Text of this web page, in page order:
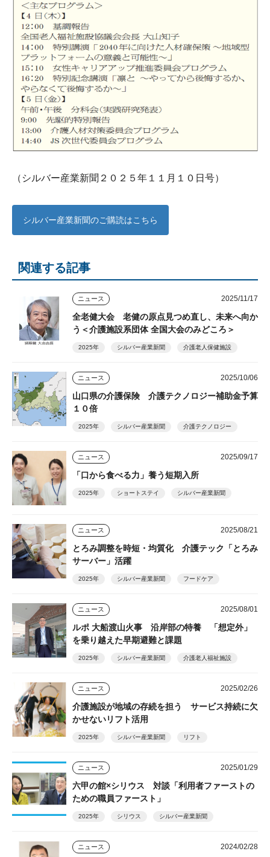
（シルバー産業新聞２０２５年１１月１０日号）
シルバー産業新聞のご購読はこちら
関連する記事
ニュース 2025/11/17
全老健大会 老健の原点見つめ直し、未来へ向か
う＜介護施設系団体 全国大会のみどころ＞
2025年 シルバー産業新聞 介護老人保健施設
ニュース 2025/10/06
山口県の介護保険 介護テクノロジー補助金予算
１０倍
2025年 シルバー産業新聞 介護テクノロジー
ニュース 2025/09/17
「口から食べる力」養う短期入所
2025年 ショートステイ シルバー産業新聞
ニュース 2025/08/21
とろみ調整を時短・均質化 介護テック「とろみ
サーバー」活躍
2025年 シルバー産業新聞 フードケア
ニュース 2025/08/01
ルポ 大船渡山火事 沿岸部の特養 「想定外」
を乗り越えた早期避難と課題
2025年 シルバー産業新聞 介護老人福祉施設
ニュース 2025/02/26
介護施設が地域の存続を担う サービス持続に欠
かせないリフト活用
2025年 シルバー産業新聞 リフト
ニュース 2025/01/29
六甲の館×シリウス 対談「利用者ファーストの
ための職員ファースト」
2025年 シリウス シルバー産業新聞
ニュース 2024/02/28